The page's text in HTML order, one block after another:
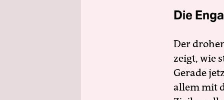
Die
Der
zeigt, wie
Gerade
allem mit